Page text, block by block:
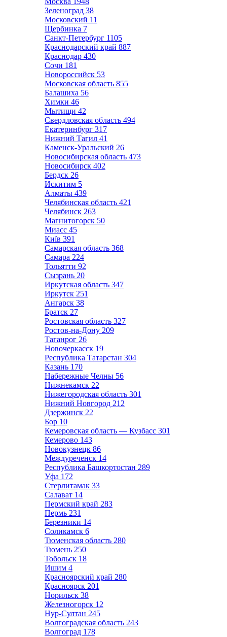
Зеленоград 38
Московский 11
Щербинка 7
Санкт-Петербург 1105
Краснодарский край 887
Краснодар 430
Сочи 181
Новороссийск 53
Московская область 855
Балашиха 56
Химки 46
Мытищи 42
Свердловская область 494
Екатеринбург 317
Нижний Тагил 41
Каменск-Уральский 26
Новосибирская область 473
Новосибирск 402
Бердск 26
Искитим 5
Алматы 439
Челябинская область 421
Челябинск 263
Магнитогорск 50
Миасс 45
Київ 391
Самарская область 368
Самара 224
Тольятти 92
Сызрань 20
Иркутская область 347
Иркутск 251
Ангарск 38
Братск 27
Ростовская область 327
Ростов-на-Дону 209
Таганрог 26
Новочеркасск 19
Республика Татарстан 304
Казань 170
Набережные Челны 56
Нижнекамск 22
Нижегородская область 301
Нижний Новгород 212
Дзержинск 22
Бор 10
Кемеровская область — Кузбасс 301
Кемерово 143
Новокузнецк 86
Междуреченск 14
Республика Башкортостан 289
Уфа 172
Стерлитамак 33
Салават 14
Пермский край 283
Пермь 231
Березники 14
Соликамск 6
Тюменская область 280
Тюмень 250
Тобольск 18
Ишим 4
Красноярский край 280
Красноярск 201
Норильск 38
Железногорск 12
Нур-Султан 245
Волгоградская область 243
Волгоград 178